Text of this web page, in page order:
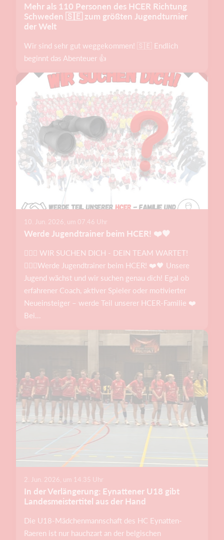
Mehr als 110 Personen des HCER Richtung
Schweden 🇸🇪 zum größten Jugendturnier
der Welt
Wir sind sehr gut weggekommen! 🇸🇪 Endlich
beginnt das Abenteuer 👍
10. Jun. 2026, um 07.46 Uhr
Werde Jugendtrainer beim HCER! ❤️🖤
🤾🏻‍♂️ WIR SUCHEN DICH - DEIN TEAM WARTET!
🤾🏼‍♀️Werde Jugendtrainer beim HCER! ❤️🖤 Unsere
Jugend wächst und wir suchen genau dich! Egal ob
erfahrener Coach, aktiver Spieler oder motivierter
Neueinsteiger – werde Teil unserer HCER-Familie ❤️
Bei...
2. Jun. 2026, um 14.35 Uhr
In der Verlängerung: Eynattener U18 gibt
Landesmeistertitel aus der Hand
Die U18-Mädchenmannschaft des HC Eynatten-
Raeren ist nur hauchzart an der belgischen